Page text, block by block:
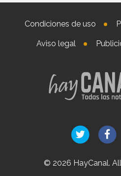
Condiciones de uso
Aviso legal
© 2026 HayCanal.